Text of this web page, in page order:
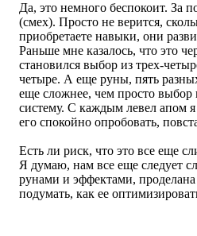
Да, это немного беспокоит. За
(смех). Просто не верится,
приобретаете навыки, они
Раньше мне казалось, что это
становился выбор из трех-
четыре. А еще руны, пять
еще сложнее, чем просто
систему. С каждым левел апом
его спокойно опробовать,
Есть ли риск, что это все еще
Я думаю, нам все еще следует
рунами и эффектами, проделана
подумать, как ее